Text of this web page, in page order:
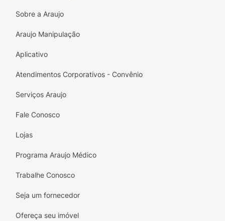
Sobre a Araujo
Araujo Manipulação
Aplicativo
Atendimentos Corporativos - Convênio
Serviços Araujo
Fale Conosco
Lojas
Programa Araujo Médico
Trabalhe Conosco
Seja um fornecedor
Ofereça seu imóvel